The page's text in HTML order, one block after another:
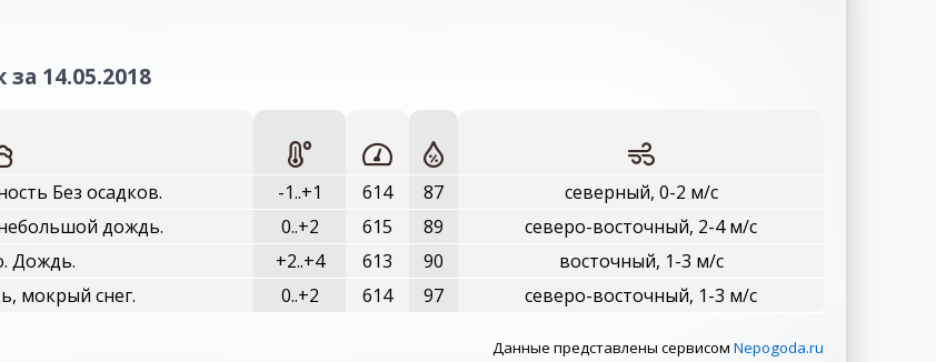
14.05.2018
Без осадков. -1..+1 614 87
северный, 0-2 м/с
дождь. 0..+2 615 89
северо-восточный, 2-4 м/с
Дождь. +2..+4 613 90
восточный, 1-3 м/с
мокрый снег. 0..+2 614 97 северо-восточный, 1-3 м/с
Данные представлены сервисом Nepogoda.ru